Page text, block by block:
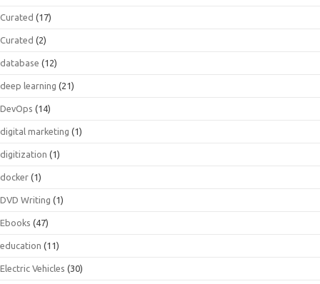
Curated (17)
Curated (2)
database (12)
deep learning (21)
DevOps (14)
digital marketing (1)
digitization (1)
docker (1)
DVD Writing (1)
Ebooks (47)
education (11)
Electric Vehicles (30)